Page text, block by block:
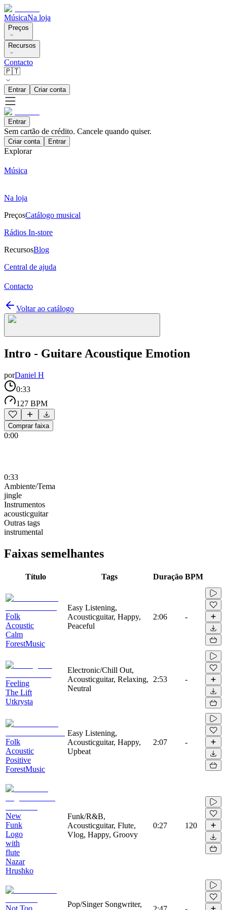
MúsicaNa loja
Preços
Recursos
Contacto
🇵🇹
Entrar Criar conta
Entrar
Sem cartão de crédito. Cancele quando quiser.
Criar conta Entrar
Explorar
Música
Na loja
PreçosCatálogo musical
Rádios In-store
RecursosBlog
Central de ajuda
Contacto
Voltar ao catálogo
Intro - Guitare Acoustique Emotion
porDaniel H
0:33
127 BPM
Comprar faixa
0:00
0:33
Ambiente/Tema
jingle
Instrumentos
acousticguitar
Outras tags
instrumental
Faixas semelhantes
Título Tags Duração BPM
Folk
Acoustic
Calm
ForestMusic
Easy Listening,
Acousticguitar, Happy,
Peaceful
2:06 -
Feeling
The Lift
Utkrysta
Electronic/Chill Out,
Acousticguitar, Relaxing,
Neutral
2:53 -
Folk
Acoustic
Positive
ForestMusic
Easy Listening,
Acousticguitar, Happy,
Upbeat
2:07 -
New
Funk
Logo
with
flute
Nazar
Hrushko
Funk/R&B,
Acousticguitar, Flute,
Vlog, Happy, Groovy
0:27 120
Not Too
Pop/Singer Songwriter,